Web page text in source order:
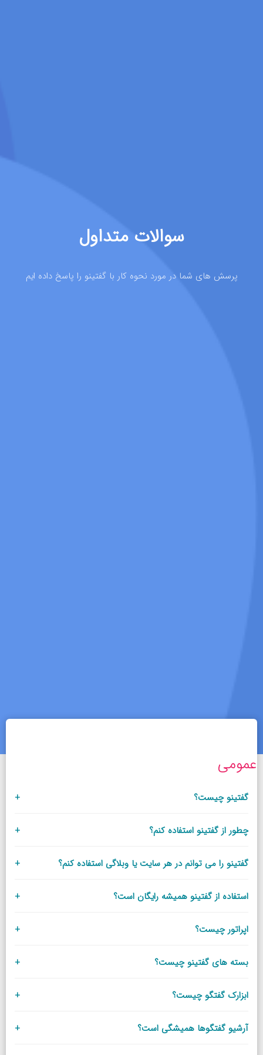
سوالات متداول
پرسش های شما در مورد نحوه کار با گفتینو را پاسخ داده ایم
عمومی
گفتینو چیست؟ +
چطور از گفتینو استفاده کنم؟ +
گفتینو را می توانم در هر سایت یا وبلاگی استفاده کنم؟ +
استفاده از گفتینو همیشه رایگان است؟ +
اپراتور چیست؟ +
بسته های گفتینو چیست؟ +
ابزارک گفتگو چیست؟ +
آرشیو گفتگوها همیشگی است؟ +